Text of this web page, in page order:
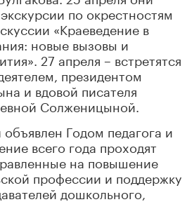
по окрестностям
«Краеведение в
новые вызовы и
27 апреля – встретятся
президентом
и вдовой писателя
Солженицыной.
Годом педагога и
всего года проходят
на повышение
профессии и поддержку
дошкольного,